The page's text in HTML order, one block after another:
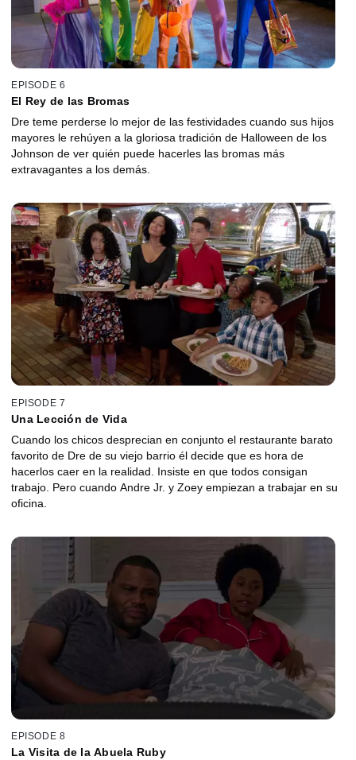
EPISODE 6
El Rey de las Bromas
Dre teme perderse lo mejor de las festividades cuando sus hijos
mayores le rehúyen a la gloriosa tradición de Halloween de los
Johnson de ver quién puede hacerles las bromas más
extravagantes a los demás.
EPISODE 7
Una Lección de Vida
Cuando los chicos desprecian en conjunto el restaurante barato
favorito de Dre de su viejo barrio él decide que es hora de
hacerlos caer en la realidad. Insiste en que todos consigan
trabajo. Pero cuando Andre Jr. y Zoey empiezan a trabajar en su
oficina.
EPISODE 8
La Visita de la Abuela Ruby